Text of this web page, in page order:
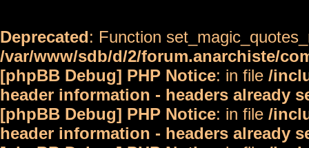
Deprecated: Function
/var/www/sdb/d/2/forum.anarchiste/
[phpBB Debug] PHP Notice: in file /
header information - headers already
[phpBB Debug] PHP Notice: in file /
header information - headers already